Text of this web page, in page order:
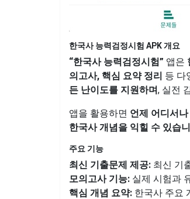
한국사 능력검정시험 APK 개요
“한국사 능력검정시험” 앱은
의고사, 핵심 요약 정리 등 다
든 난이도를 지원하며, 실전
앱을 활용하면 언제 어디서
한국사 개념을 익힐 수 있습
주요 기능
최신 기출문제 제공: 최신 기
모의고사 기능: 실제 시험과
핵심 개념 요약: 한국사 주요